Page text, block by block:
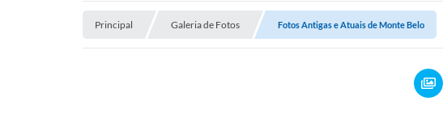
Principal Galeria de Fotos Fotos Antigas e Atuais de Monte Belo